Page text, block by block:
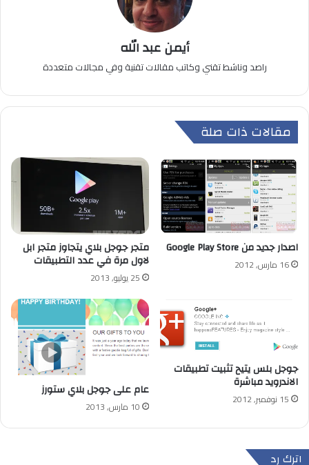
أيمن عبد الله
راصد وناشط تقني وكاتب مقالات تقنية وفي مجالات متعددة
مقالات ذات صلة
اصدار جديد من Google Play Store
16 مارس, 2012
متجر جوجل بلاي يتجاوز متجر ابل
لاول مرة في عدد التطبيقات
25 يوليو, 2013
جوجل بلس يتيح تثبيت تطبيقات
الاندرويد مباشرة
15 نوفمبر, 2012
عام على جوجل بلاي ستورز
10 مارس, 2013
اترك رد